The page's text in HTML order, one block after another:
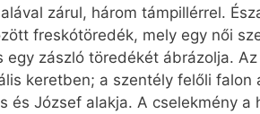
zárul, három támpillérrel.
freskótöredék, mely egy női
egy zászló töredékét ábrázolja.
keretben; a szentély felőli
és József alakja. A cselekmény